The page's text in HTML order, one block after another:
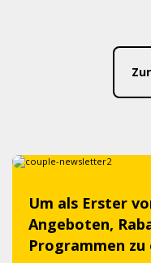
Um als Erster
Angeboten,
Programmen